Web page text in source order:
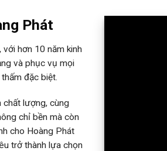
Phát
hơn 10 năm kinh
và phục vụ mọi
đặc biệt.
lượng, cùng
chỉ bền mà còn
cho Hoàng Phát
trở thành lựa chọn